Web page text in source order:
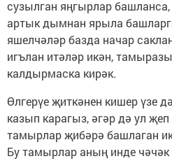
сузылган яңгырлар
артык дымнан ярыла
яшелчәләр базда начар
игълан итәләр икән,
калдырмаска кирәк.
Өлгерүе җиткәнен кишер үзе
казып карагыз, әгәр дә ул
тамырлар җибәрә башлаган
Бу тамырлар аның инде чәчәк